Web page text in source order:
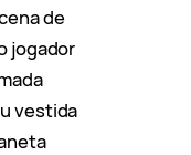
de
jogador
vestida